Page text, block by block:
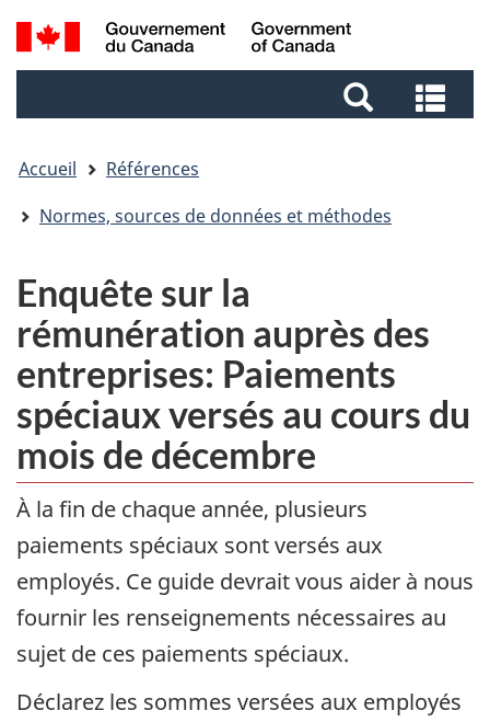
Passer
au
Gestionnaire
Aller
au
Aller
au
Passer
à
Recherche
et
et
Accueil
Références
Normes, sources de données et méthodes
Enquête sur la
rémunération auprès des
entreprises: Paiements
spéciaux versés au cours du
mois de décembre
À la fin de chaque année, plusieurs
paiements spéciaux sont versés aux
employés. Ce guide devrait vous aider à nous
fournir les renseignements nécessaires au
sujet de ces paiements spéciaux.
Déclarez les sommes versées aux employés